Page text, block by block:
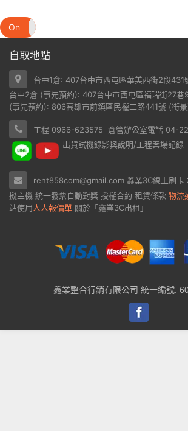
On
自取地點
台中1倉: 407台中市西屯區華美西街2段431
台中2倉 (事先預約): 407台中市西屯區福瑞街27巷
(事先預約): 806高雄市前鎮區民權二路441號 (街景
工程 0966-623575 倉管辦公室電話 04-
出貨試機錄影與說明/工程案場記錄
rent858com@gmail.com 鑫業3C線上刷卡
擬主機 統一發票自動對獎 授權合約 租賃條款 物流
站使用人人報價單 關於「鑫業3C出租」
鑫業整合行銷有限公司 統一編號: